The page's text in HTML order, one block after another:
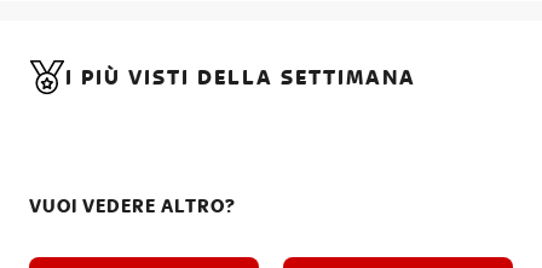
I PIÙ VISTI DELLA SETTIMANA
VUOI VEDERE ALTRO?